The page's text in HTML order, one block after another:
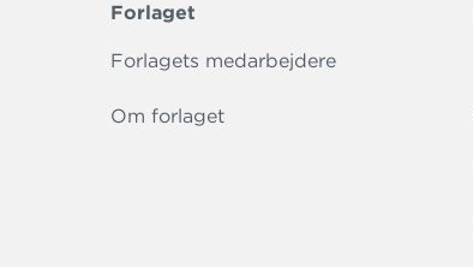
Forlaget
Forlagets medarbejdere
Om forlaget